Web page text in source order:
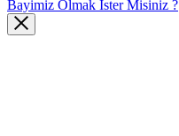
Bayimiz Olmak İster Misiniz ?